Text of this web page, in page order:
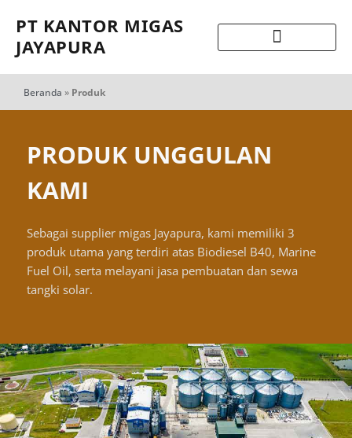
PT KANTOR MIGAS
JAYAPURA
Beranda » Produk
PRODUK UNGGULAN
KAMI
Sebagai supplier migas Jayapura, kami memiliki 3
produk utama yang terdiri atas Biodiesel B40, Marine
Fuel Oil, serta melayani jasa pembuatan dan sewa
tangki solar.